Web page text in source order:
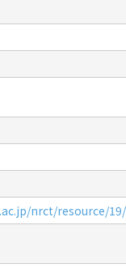
nrct/resource/